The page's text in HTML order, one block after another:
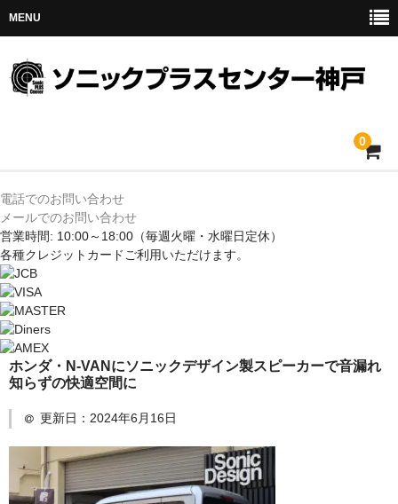
MENU
0
ホーム
メルセデス
BMW
MINI
アウディ
トヨタ
日産
スバル
アクセス
電話でのお問い合わせ
メールでのお問い合わせ
営業時間: 10:00～18:00 （毎週火曜・水曜日定休）
各種クレジットカードご利用いただけます。
ホンダ・N-VANにソニックデザイン製スピーカーで音漏れ
知らずの快適空間に
更新日： 2024年6月16日